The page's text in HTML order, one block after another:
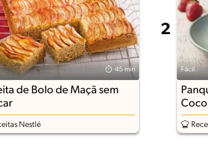
45 min
de Bolo de Maçã sem
Nestlé
Fácil